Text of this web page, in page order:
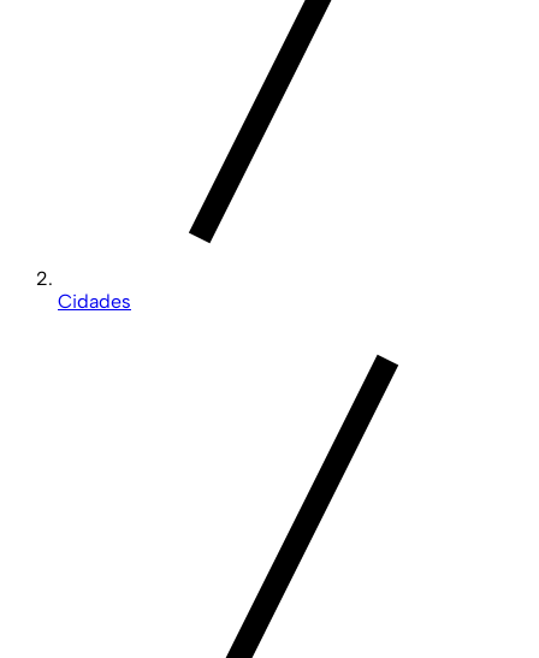
Cidades